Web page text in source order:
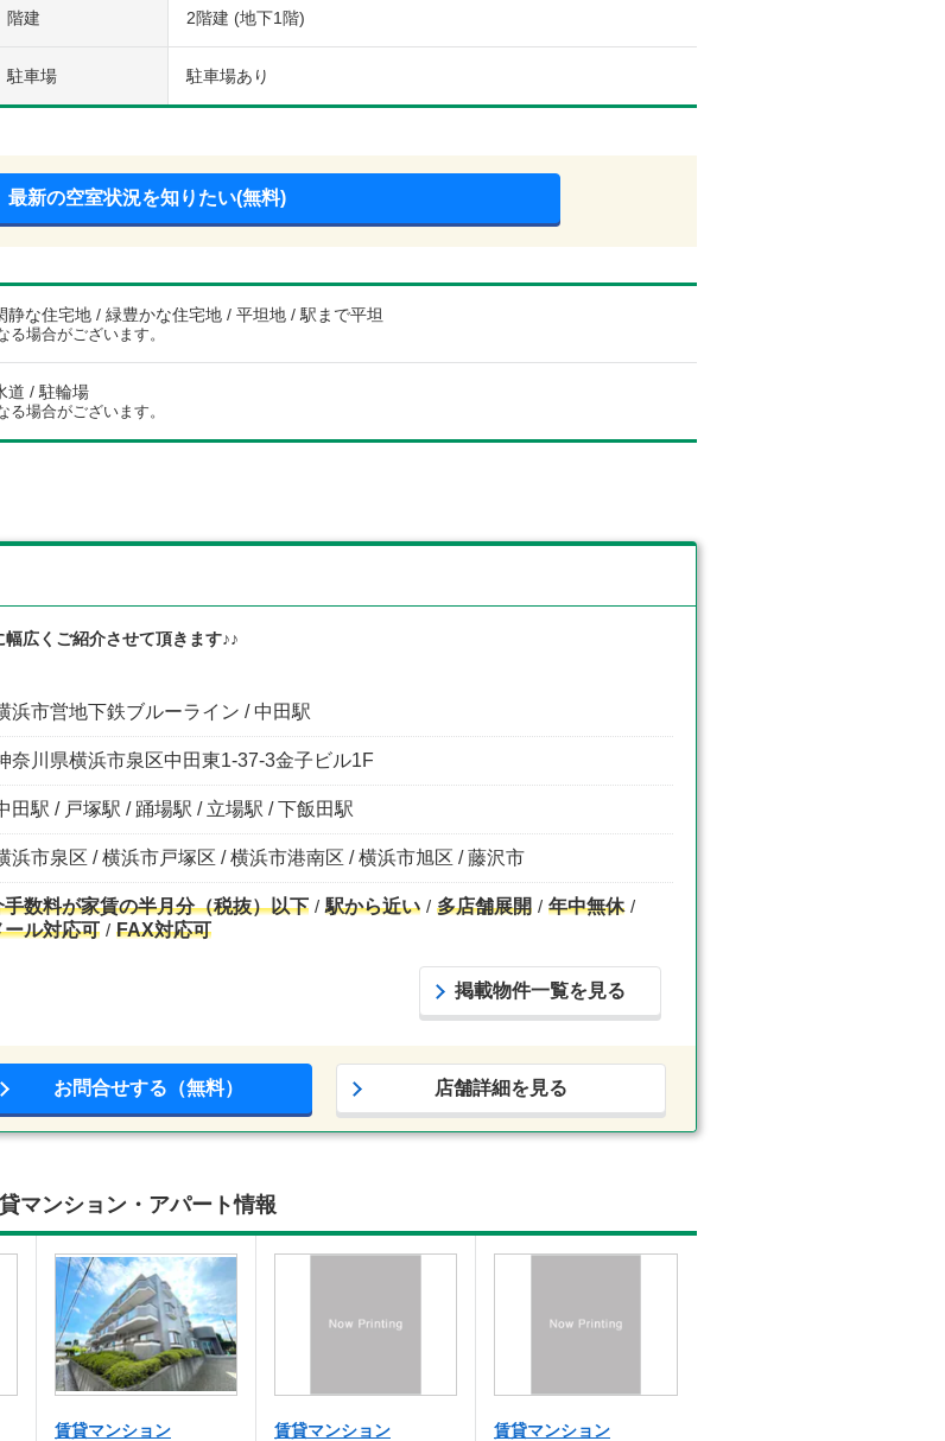
階建 2階建 (地下1階)
駐車場 駐車場あり
最新の空室状況を知りたい(無料)
な住宅地 / 緑豊かな住宅地 / 平坦地 / 駅まで平坦
場合がございます。
道 / 駐輪場
場合がございます。
広くご紹介させて頂きます♪♪
浜市営地下鉄ブルーライン / 中田駅
奈川県横浜市泉区中田東1-37-3金子ビル1F
田駅 / 戸塚駅 / 踊場駅 / 立場駅 / 下飯田駅
浜市泉区 / 横浜市戸塚区 / 横浜市港南区 / 横浜市旭区 / 藤沢市
手数料が家賃の半月分（税抜）以下 駅から近い 多店舗展開
年中無休
ール対応可 FAX対応可
掲載物件一覧を見る
お問合せする（無料） 店舗詳細を見る
マンション・アパート情報
賃貸マンション
賃貸マンション
賃貸マンション